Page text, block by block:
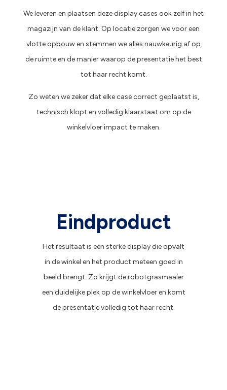
We leveren en plaatsen deze display cases ook zelf in het
magazijn van de klant. Op locatie zorgen we voor een
vlotte opbouw en stemmen we alles nauwkeurig af op
de ruimte en de manier waarop de presentatie het best
tot haar recht komt.
Zo weten we zeker dat elke case correct geplaatst is,
technisch klopt en volledig klaarstaat om op de
winkelvloer impact te maken.
Eindproduct
Het resultaat is een sterke display die opvalt
in de winkel en het product meteen goed in
beeld brengt. Zo krijgt de robotgrasmaaier
een duidelijke plek op de winkelvloer en komt
de presentatie volledig tot haar recht.